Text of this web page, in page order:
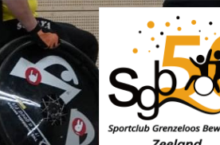
Skip
content